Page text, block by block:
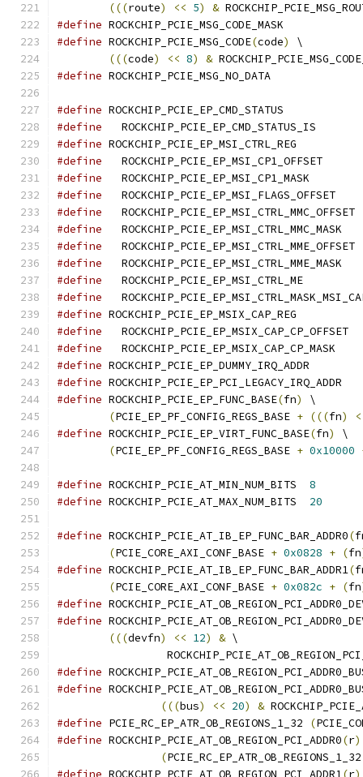
(((route) << 5) &
#define
#define ROCKCHIP_PCIE_MSG_CODE(code)
\
(((code) << 8) &
#define
#define
#define
#define
#define
#define
#define
#define
#define
#define
#define
#define
#define
#define
#define
#define
#define
#define
#define ROCKCHIP_PCIE_EP_FUNC_BASE(fn)
\
(PCIE_EP_PF_CONFIG_REGS_BASE + (((fn)
#define ROCKCHIP_PCIE_EP_VIRT_FUNC_BASE(fn)
\
(PCIE_EP_PF_CONFIG_REGS_BASE + 0x10000
#define ROCKCHIP_PCIE_AT_MIN_NUM_BITS 8
#define ROCKCHIP_PCIE_AT_MAX_NUM_BITS 20
#define ROCKCHIP_PCIE_AT_IB_EP_FUNC_BAR_ADDR0(
(PCIE_CORE_AXI_CONF_BASE + 0x0828 + (fn
#define ROCKCHIP_PCIE_AT_IB_EP_FUNC_BAR_ADDR1(
(PCIE_CORE_AXI_CONF_BASE + 0x082c + (fn
#define
#define
(((devfn) << 12) & \
#define
#define
(((bus) << 20) &
#define PCIE_RC_EP_ATR_OB_REGIONS_1_32 (
#define ROCKCHIP_PCIE_AT_OB_REGION_PCI_ADDR0(r)
(
#define ROCKCHIP_PCIE_AT_OB_REGION_PCI_ADDR1 (r)